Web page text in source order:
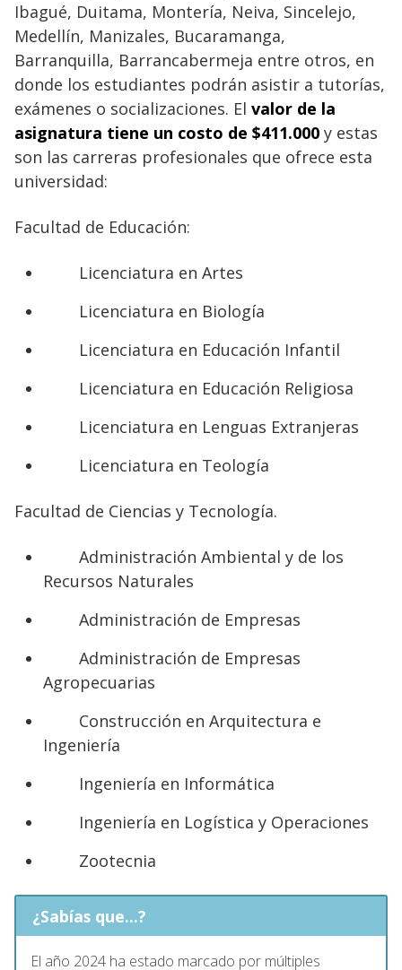
Ibagué, Duitama, Montería, Neiva, Sincelejo,
Medellín, Manizales, Bucaramanga,
Barranquilla, Barrancabermeja entre otros, en
donde los estudiantes podrán asistir a tutorías,
exámenes o socializaciones. El valor de la
asignatura tiene un costo de $411.000 y estas
son las carreras profesionales que ofrece esta
universidad:
Facultad de Educación:
Licenciatura en Artes
Licenciatura en Biología
Licenciatura en Educación Infantil
Licenciatura en Educación Religiosa
Licenciatura en Lenguas Extranjeras
Licenciatura en Teología
Facultad de Ciencias y Tecnología.
Administración Ambiental y de los
Recursos Naturales
Administración de Empresas
Administración de Empresas
Agropecuarias
Construcción en Arquitectura e
Ingeniería
Ingeniería en Informática
Ingeniería en Logística y Operaciones
Zootecnia
¿Sabías que...?
El año 2024 ha estado marcado por múltiples